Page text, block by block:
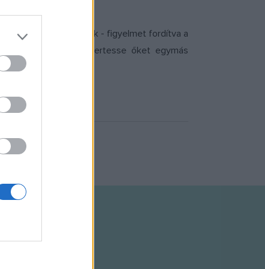
régióiban élő fiatalok - figyelmet fordítva a
miközben megismertesse őket egymás